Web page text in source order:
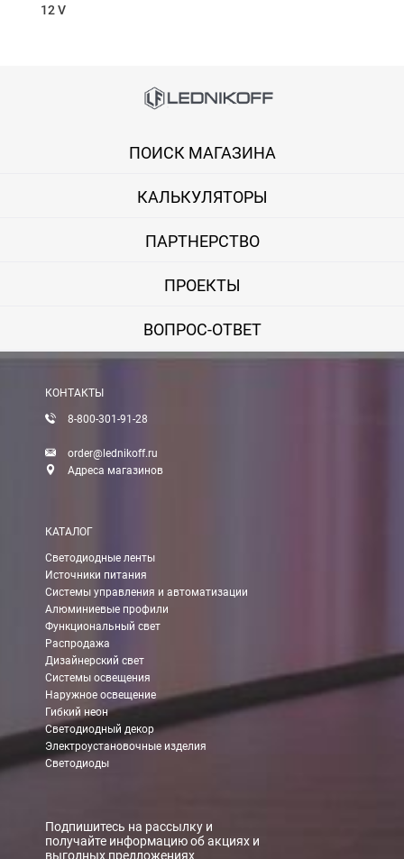
12 V
Вы можете оплатить покупку на сайте банковской картой
Оплата при получении
Вы можете оплатить заказ непосредственно при получении
Вы можете оплатить заказ по выставленному счету в любом
Доставка:
Вы можете самостоятельно забрать заказ в одном из наших
В Москве (внутри МКАД)
БЕСПЛАТНАЯ доставка при сумме заказа от 7000 руб.
При заказе менее 7000 руб. стоимость доставки 750 руб.
В Москве и МО (за МКАД)
При заказе от 7000 руб. стоимость доставки равна 30 руб.
При заказе менее 7000 руб. стоимость доставки 750 руб. +
БЕСПЛАТНАЯ доставка при сумме заказа от 7000 руб.
При заказе менее 7000 руб. стоимость доставки
ПОИСК МАГАЗИНА
КАЛЬКУЛЯТОРЫ
ПАРТНЕРСТВО
ПРОЕКТЫ
ВОПРОС-ОТВЕТ
КОНТАКТЫ
8-800-301-91-28
order@lednikoff.ru
Адреса магазинов
КАТАЛОГ
Светодиодные ленты
Источники питания
Системы управления и автоматизации
Алюминиевые профили
Функциональный свет
Распродажа
Дизайнерский свет
Системы освещения
Наружное освещение
Гибкий неон
Светодиодный декор
Электроустановочные изделия
Светодиоды
Подпишитесь на рассылку и
получайте информацию об акциях и
выгодных предложениях